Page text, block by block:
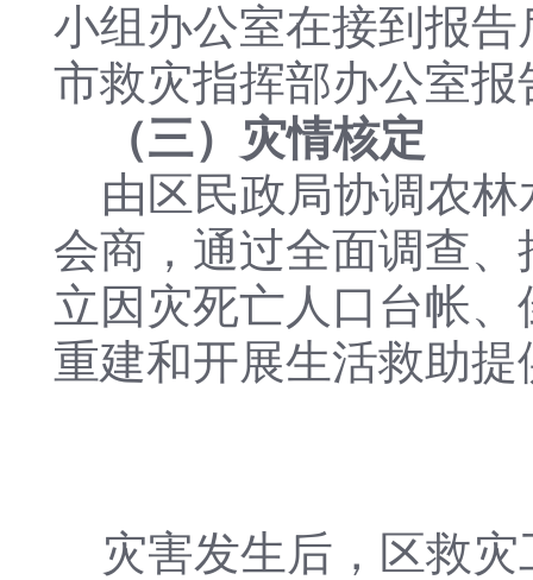
小组办公室在接到报
市救灾指挥部办公室报
（三）灾情核定
由区民政局协调农林
会商，通过全面调查
立因灾死亡人口台帐
重建和开展生活救助
灾害发生后，区救灾